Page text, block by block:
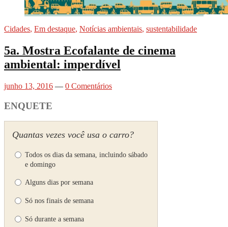
Cidades, Em destaque, Notícias ambientais, sustentabilidade
5a. Mostra Ecofalante de cinema
ambiental: imperdível
junho 13, 2016 — 0 Comentários
ENQUETE
Quantas vezes você usa o carro?
Todos os dias da semana, incluindo sábado
e domingo
Alguns dias por semana
Só nos finais de semana
Só durante a semana